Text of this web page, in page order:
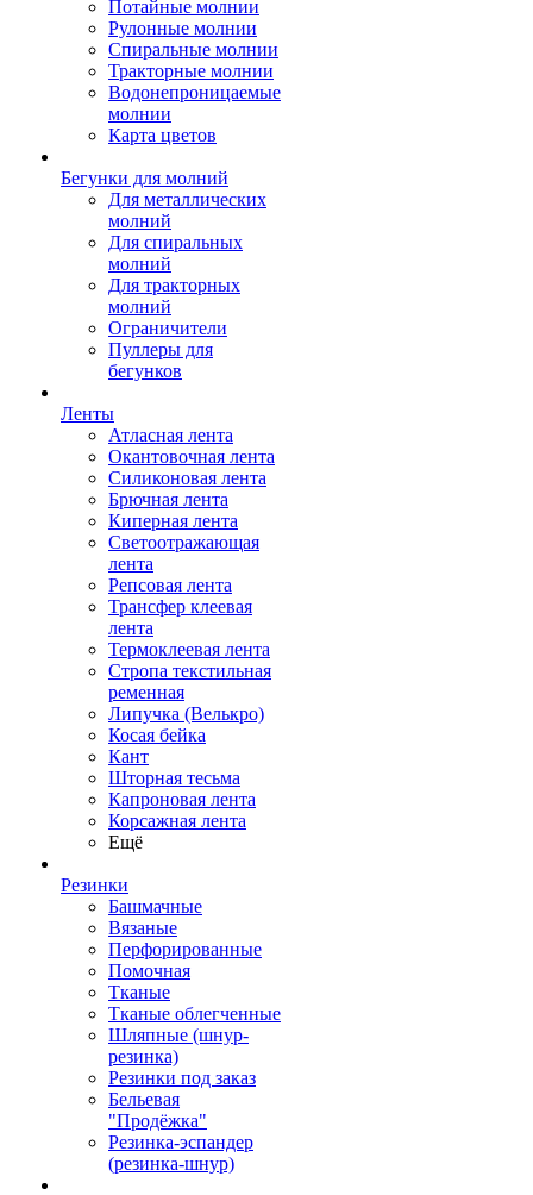
Потайные молнии
Рулонные молнии
Спиральные молнии
Тракторные молнии
Водонепроницаемые
молнии
Карта цветов
Бегунки для молний
Для металлических
молний
Для спиральных
молний
Для тракторных
молний
Ограничители
Пуллеры для
бегунков
Ленты
Атласная лента
Окантовочная лента
Силиконовая лента
Брючная лента
Киперная лента
Светоотражающая
лента
Репсовая лента
Трансфер клеевая
лента
Термоклеевая лента
Стропа текстильная
ременная
Липучка (Велькро)
Косая бейка
Кант
Шторная тесьма
Капроновая лента
Корсажная лента
Ещё
Резинки
Башмачные
Вязаные
Перфорированные
Помочная
Тканые
Тканые облегченные
Шляпные (шнур-
резинка)
Резинки под заказ
Бельевая
"Продёжка"
Резинка-эспандер
(резинка-шнур)